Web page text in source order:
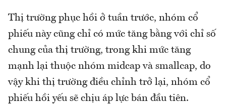
Thị trường phục hồi ở tuần trước, nhóm cổ
phiếu này cũng chỉ có mức tăng bằng với chỉ số
chung của thị trường, trong khi mức tăng
mạnh lại thuộc nhóm midcap và smallcap, do
vậy khi thị trường điều chỉnh trở lại, nhóm cổ
phiếu hồi yếu sẽ chịu áp lực bán đầu tiên.